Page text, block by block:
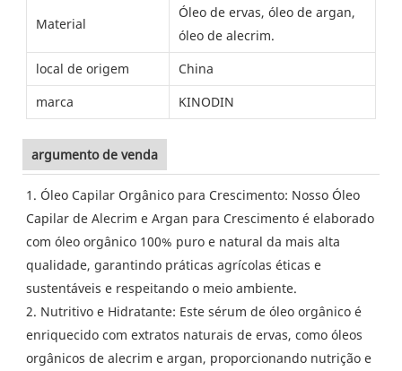
Material
Óleo de ervas, óleo de argan,
óleo de alecrim.
local de origem
China
marca
KINODIN
argumento de venda
1. Óleo Capilar Orgânico para Crescimento: Nosso Óleo
Capilar de Alecrim e Argan para Crescimento é elaborado
com óleo orgânico 100% puro e natural da mais alta
qualidade, garantindo práticas agrícolas éticas e
sustentáveis ​​e respeitando o meio ambiente.
2. Nutritivo e Hidratante: Este sérum de óleo orgânico é
enriquecido com extratos naturais de ervas, como óleos
orgânicos de alecrim e argan, proporcionando nutrição e